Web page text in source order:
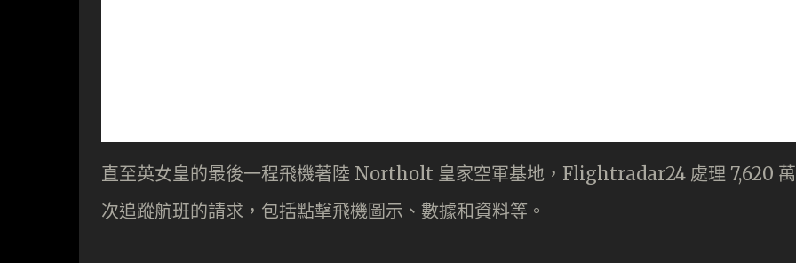
直至英女皇的最後一程飛機著陸 Northolt 皇家空軍基地，Flightradar24 處理 7,620 萬
次追蹤航班的請求，包括點擊飛機圖示、數據和資料等。